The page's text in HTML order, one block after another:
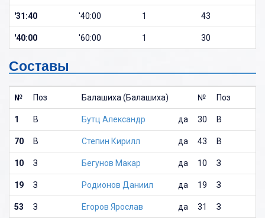
'31:40 '40:00 1 43
'40:00 '60:00 1 30
Составы
№ Поз Балашиха (Балашиха) № Поз
1 В Бутц Александр да 30 В
70 В Степин Кирилл да 43 В
10 З Бегунов Макар да 10 З
19 З Родионов Даниил да 19 З
53 З Егоров Ярослав да 31 З